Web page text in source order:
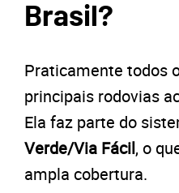
Brasil?
Praticamente todos
principais rodovias
Ela faz parte do
Verde/Via Fácil, o
ampla cobertura.